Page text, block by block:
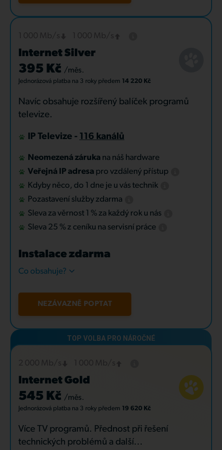
Internet Silver
395 Kč /měs.
Jednorázová platba na 3 roky předem 14 220 Kč
Navíc obsahuje rozšířený balíček programů
televize.
IP Televize - 116 kanálů
Neomezená záruka na náš hardware
Veřejná IP adresa pro vzdálený přístup
Kdyby něco, do 1 dne je u vás technik
Pozastavení služby zdarma
Sleva za věrnost 1 % za každý rok u nás
Sleva 25 % z ceníku na servisní práce
Instalace zdarma
Co obsahuje?
NEZÁVAZNĚ POPTAT
Internet Gold
545 Kč /měs.
Jednorázová platba na 3 roky předem 19 620 Kč
Více TV programů. Přednost při řešení
technických problémů a další...